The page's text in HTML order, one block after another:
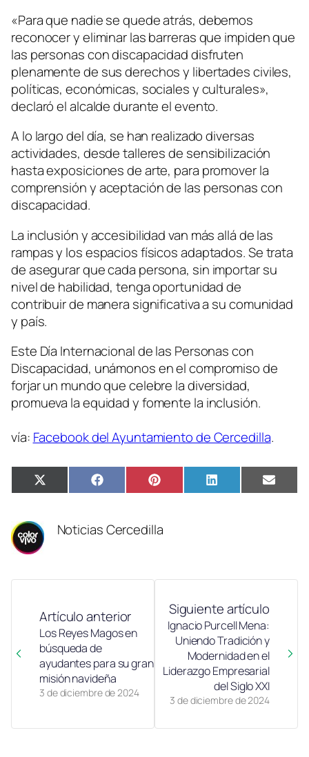
«Para que nadie se quede atrás, debemos
reconocer y eliminar las barreras que impiden que
las personas con discapacidad disfruten
plenamente de sus derechos y libertades civiles,
políticas, económicas, sociales y culturales»,
declaró el alcalde durante el evento.
A lo largo del día, se han realizado diversas
actividades, desde talleres de sensibilización
hasta exposiciones de arte, para promover la
comprensión y aceptación de las personas con
discapacidad.
La inclusión y accesibilidad van más allá de las
rampas y los espacios físicos adaptados. Se trata
de asegurar que cada persona, sin importar su
nivel de habilidad, tenga oportunidad de
contribuir de manera significativa a su comunidad
y país.
Este Día Internacional de las Personas con
Discapacidad, unámonos en el compromiso de
forjar un mundo que celebre la diversidad,
promueva la equidad y fomente la inclusión.
vía: Facebook del Ayuntamiento de Cercedilla.
Compartir
en
X
(Twitter)
Compartir
en
FacebookCompartir
en
PinterestCompartir
en
LinkedIn
en
Email
Noticias Cercedilla
Artículo anterior
3 de diciembre de 2024
Los Reyes Magos en
búsqueda de
ayudantes para su gran
misión navideña
Siguiente artículo
3 de diciembre de 2024
Ignacio Purcell Mena:
Uniendo Tradición y
Modernidad en el
Liderazgo Empresarial
del Siglo XXI